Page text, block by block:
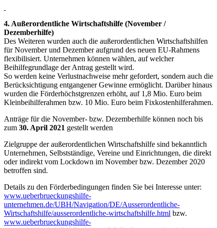
4. Außerordentliche Wirtschaftshilfe (November /
Dezemberhilfe)
Des Weiteren wurden auch die außerordentlichen Wirtschaftshilfen
für November und Dezember aufgrund des neuen EU-Rahmens
flexibilisiert. Unternehmen können wählen, auf welcher
Beihilfegrundlage der Antrag gestellt wird.
So werden keine Verlustnachweise mehr gefordert, sondern auch die
Berücksichtigung entgangener Gewinne ermöglicht. Darüber hinaus
wurden die Förderhöchstgrenzen erhöht, auf 1,8 Mio. Euro beim
Kleinbeihilferahmen bzw. 10 Mio. Euro beim Fixkostenhilferahmen.
Anträge für die November- bzw. Dezemberhilfe können noch bis
zum 30. April 2021 gestellt werden
Zielgruppe der außerordentlichen Wirtschaftshilfe sind bekanntlich
Unternehmen, Selbstständige, Vereine und Einrichtungen, die direkt
oder indirekt vom Lockdown im November bzw. Dezember 2020
betroffen sind.
Details zu den Förderbedingungen finden Sie bei Interesse unter:
www.ueberbrueckungshilfe-
unternehmen.de/UBH/Navigation/DE/Ausserordentliche-
Wirtschaftshilfe/ausserordentliche-wirtschaftshilfe.html bzw.
www.ueberbrueckungshilfe-